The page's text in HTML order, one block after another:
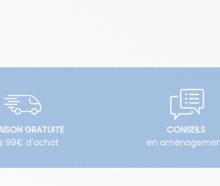
GRATUITE
99€ d'achat
CONSEILS
en